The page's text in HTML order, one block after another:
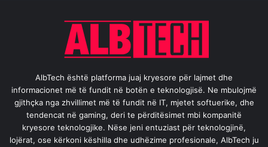
AlbTech është platforma juaj kryesore për lajmet dhe
informacionet më të fundit në botën e teknologjisë. Ne mbulojmë
gjithçka nga zhvillimet më të fundit në IT, mjetet softuerike, dhe
tendencat në gaming, deri te përditësimet mbi kompanitë
kryesore teknologjike. Nëse jeni entuziast për teknologjinë,
lojërat, ose kërkoni këshilla dhe udhëzime profesionale, AlbTech ju